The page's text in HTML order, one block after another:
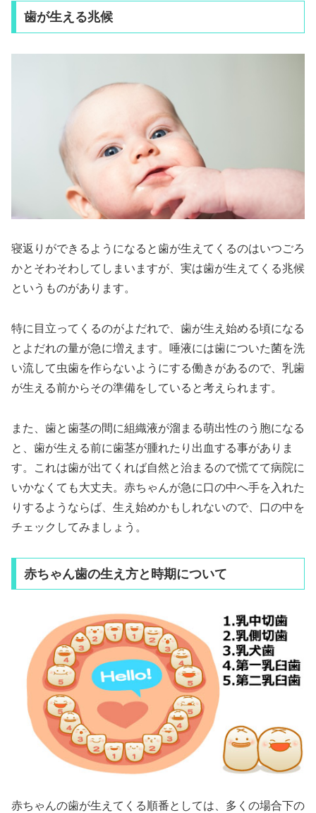
歯が生える兆候
寝返りができるようになると歯が生えてくるのはいつごろ
かとそわそわしてしまいますが、実は歯が生えてくる兆候
というものがあります。
特に目立ってくるのがよだれで、歯が生え始める頃になる
とよだれの量が急に増えます。唾液には歯についた菌を洗
い流して虫歯を作らないようにする働きがあるので、乳歯
が生える前からその準備をしていると考えられます。
また、歯と歯茎の間に組織液が溜まる萌出性のう胞になる
と、歯が生える前に歯茎が腫れたり出血する事がありま
す。これは歯が出てくれば自然と治まるので慌てて病院に
いかなくても大丈夫。赤ちゃんが急に口の中へ手を入れた
りするようならば、生え始めかもしれないので、口の中を
チェックしてみましょう。
赤ちゃん歯の生え方と時期について
赤ちゃんの歯が生えてくる順番としては、多くの場合下の